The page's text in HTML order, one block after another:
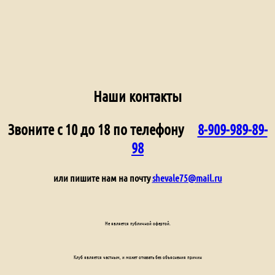
Наши контакты
Звоните с 10 до 18 по телефону
8-909-989-89-
98
или пишите нам на почтуshevale75@mail.ru